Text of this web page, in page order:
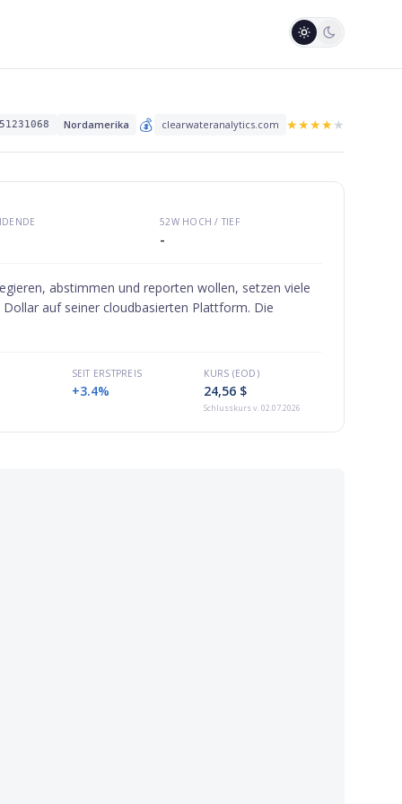
Nordamerika 💰 clearwateranalytics.com ★★★★★
52W HOCH / TIEF
-
abstimmen und reporten wollen, setzen viele
auf seiner cloudbasierten Plattform. Die
SEIT ERSTPREIS
+3.4%
KURS (EOD)
24,56 $
Schlusskursv. 02.07.2026